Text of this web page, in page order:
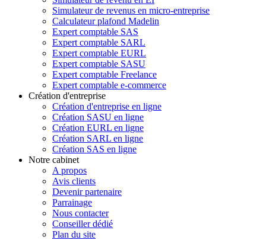
Simulateur de revenus en micro-entreprise
Calculateur plafond Madelin
Expert comptable SAS
Expert comptable SARL
Expert comptable EURL
Expert comptable SASU
Expert comptable Freelance
Expert comptable e-commerce
Création d'entreprise
Création d'entreprise en ligne
Création SASU en ligne
Création EURL en ligne
Création SARL en ligne
Création SAS en ligne
Notre cabinet
A propos
Avis clients
Devenir partenaire
Parrainage
Nous contacter
Conseiller dédié
Plan du site